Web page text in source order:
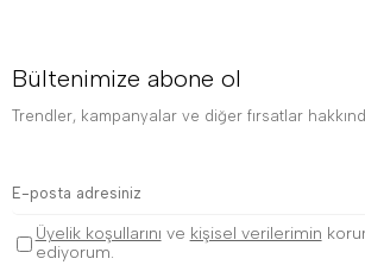
Bültenimize abone ol
Trendler, kampanyalar ve diğer fırsatlar
Üyelik koşullarını ve kişisel verilerimin
ediyorum.